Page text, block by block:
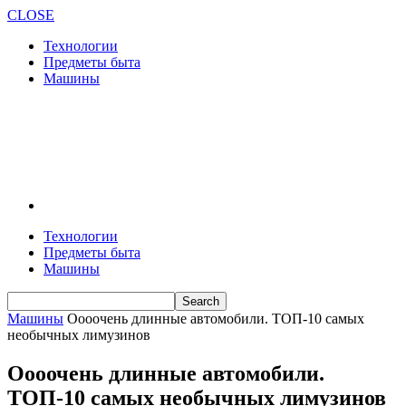
CLOSE
Технологии
Предметы быта
Машины
Технологии
Предметы быта
Машины
Машины Оооочень длинные автомобили. ТОП-10 самых
необычных лимузинов
Оооочень длинные автомобили.
ТОП-10 самых необычных лимузинов